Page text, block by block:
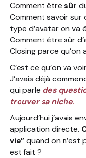
Comment être sûr
Comment savoir
type d’avatar on va
Comment être sûr
Closing parce qu’on
C’est ce qu’on va
J’avais déjà
qui parle des
trouver sa niche.
Aujourd’hui j’avais
application directe.
vie”quand on n’est
est fait ?